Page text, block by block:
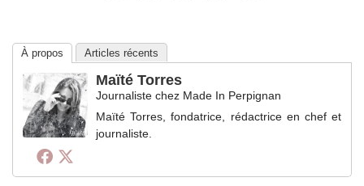
À propos Articles récents
Maïté Torres
Journaliste chez Made In Perpignan
Maïté Torres, fondatrice, rédactrice en chef et
journaliste.